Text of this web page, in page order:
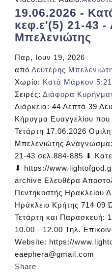
19.06.2026 -
κεφ.ε'(5) 21-43 -
Μπελενιώτης
Παρ, Ιουν 19, 2026
από Λευτέρης
Χωρίο: Κατά Μάρκον
Σειρές: Διάφορα
Διάρκεια: 44 Λεπτά 39
Κήρυγμα Ευαγγελίου που
Τετάρτη 17.06.2026
Μπελενιώτης
21-43 σελ.884-885 ⬇
⬇ https://
archive Ελευθέρα
Πεντηκοστής Ηρακλείου
Ηράκλειο Κρήτης 714 09
Τετάρτη και Παρασκευή:
10.00 - 12.00 Τηλ.
Website: https://
eaephera@gmail.com
Share